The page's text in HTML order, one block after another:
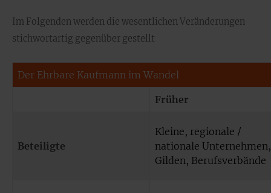
Im Folgenden werden die wesentlichen Veränderungen
stichwortartig gegenüber gestellt
Der Ehrbare Kaufmann im Wandel
Früher
Beteiligte
Kleine, regionale /
nationale Unternehmen,
Gilden, Berufsverbände